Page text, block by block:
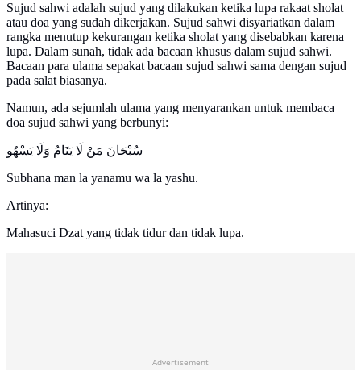
Sujud sahwi adalah sujud yang dilakukan ketika lupa rakaat sholat
atau doa yang sudah dikerjakan. Sujud sahwi disyariatkan dalam
rangka menutup kekurangan ketika sholat yang disebabkan karena
lupa. Dalam sunah, tidak ada bacaan khusus dalam sujud sahwi.
Bacaan para ulama sepakat bacaan sujud sahwi sama dengan sujud
pada salat biasanya.
Namun, ada sejumlah ulama yang menyarankan untuk membaca
doa sujud sahwi yang berbunyi:
سُبْحَانَ مَنْ لَا يَنَامُ وَلَا يَسْهُو
Subhana man la yanamu wa la yashu.
Artinya:
Mahasuci Dzat yang tidak tidur dan tidak lupa.
Advertisement